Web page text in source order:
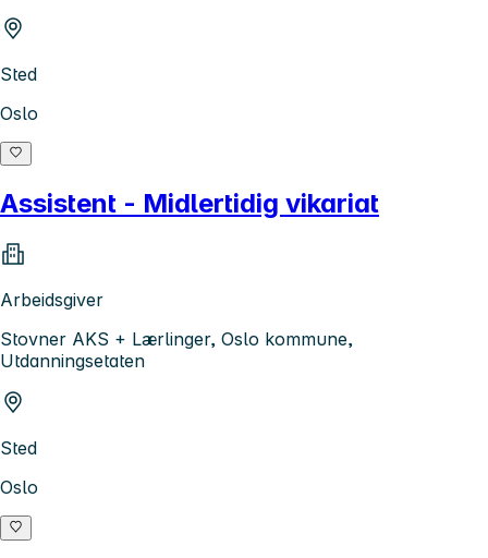
Sted
Oslo
Assistent - Midlertidig vikariat
Arbeidsgiver
Stovner AKS + Lærlinger, Oslo kommune,
Utdanningsetaten
Sted
Oslo